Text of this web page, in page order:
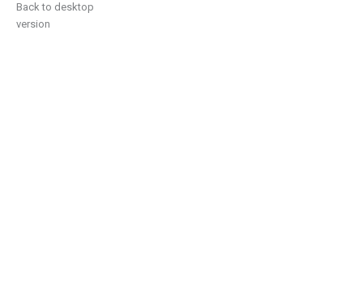
Back to desktop
version